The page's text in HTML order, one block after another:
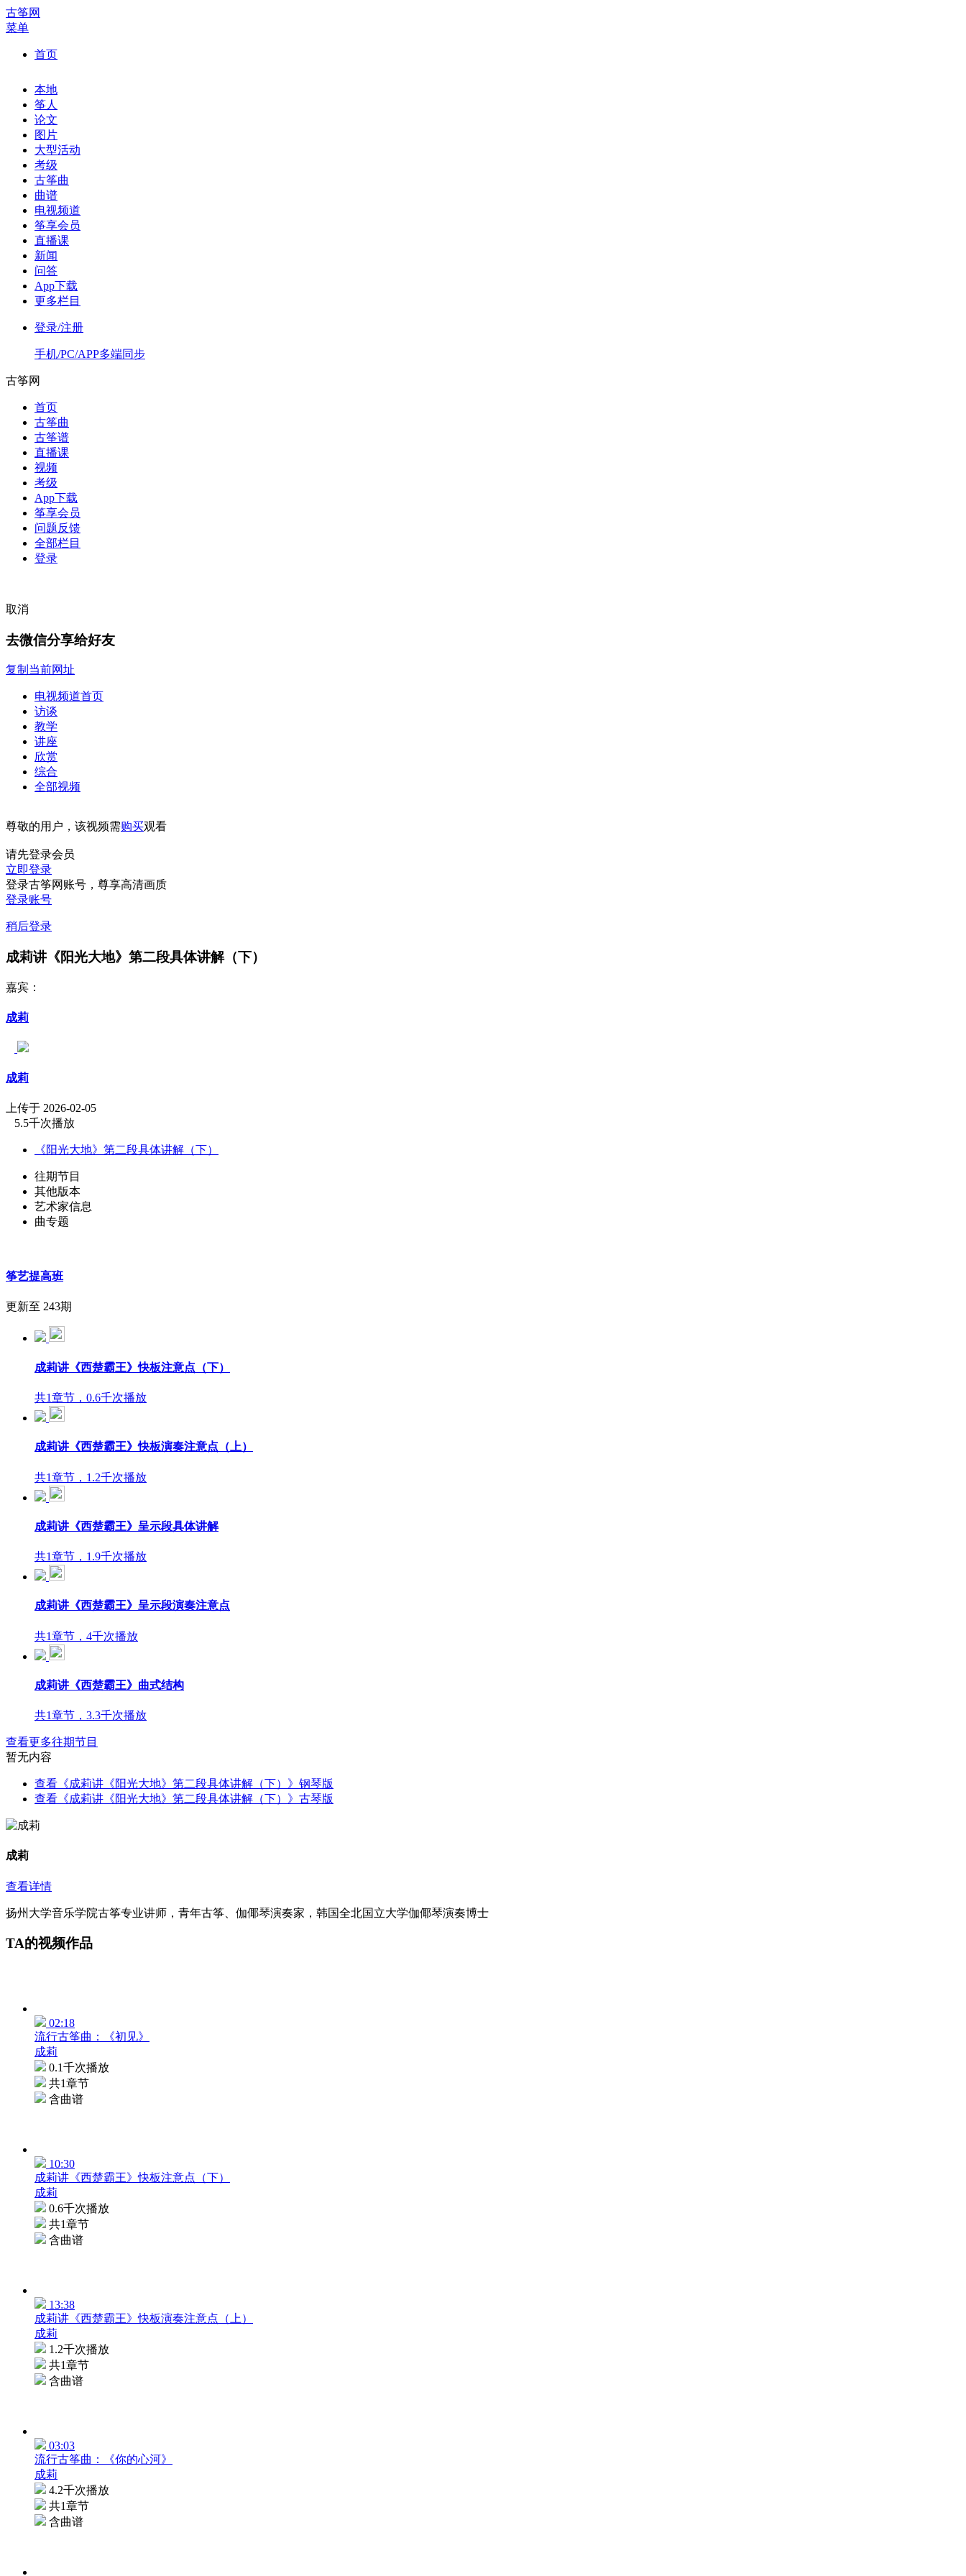
古筝网
菜单
首页
本地
筝人
论文
图片
大型活动
考级
古筝曲
曲谱
电视频道
筝享会员
直播课
新闻
问答
App下载
更多栏目
登录/注册
手机/PC/APP多端同步
古筝网
首页
古筝曲
古筝谱
直播课
视频
考级
App下载
筝享会员
问题反馈
全部栏目
登录
取消
去微信分享给好友
复制当前网址
电视频道首页
访谈
教学
讲座
欣赏
综合
全部视频
尊敬的用户，该视频需购买观看
请先登录会员
立即登录
登录古筝网账号，尊享高清画质
登录账号
稍后登录
成莉讲《阳光大地》第二段具体讲解（下）
嘉宾：
成莉
成莉
上传于 2026-02-05
5.5千次播放
《阳光大地》第二段具体讲解（下）
往期节目
其他版本
艺术家信息
曲专题
筝艺提高班
更新至 243期
成莉讲《西楚霸王》快板注意点（下）
共1章节，0.6千次播放
成莉讲《西楚霸王》快板演奏注意点（上）
共1章节，1.2千次播放
成莉讲《西楚霸王》呈示段具体讲解
共1章节，1.9千次播放
成莉讲《西楚霸王》呈示段演奏注意点
共1章节，4千次播放
成莉讲《西楚霸王》曲式结构
共1章节，3.3千次播放
查看更多往期节目
暂无内容
查看《成莉讲《阳光大地》第二段具体讲解（下）》钢琴版
查看《成莉讲《阳光大地》第二段具体讲解（下）》古琴版
成莉
查看详情
扬州大学音乐学院古筝专业讲师，青年古筝、伽倻琴演奏家，韩国全北国立大学伽倻琴演奏博士
TA的视频作品
02:18
流行古筝曲：《初见》
成莉
0.1千次播放
共1章节
含曲谱
10:30
成莉讲《西楚霸王》快板注意点（下）
成莉
0.6千次播放
共1章节
含曲谱
13:38
成莉讲《西楚霸王》快板演奏注意点（上）
成莉
1.2千次播放
共1章节
含曲谱
03:03
流行古筝曲：《你的心河》
成莉
4.2千次播放
共1章节
含曲谱